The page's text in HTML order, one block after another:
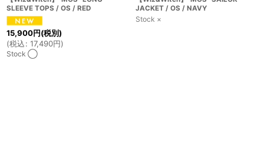
SLEEVE TOPS / OS / RED
15,900円(税別)
(税込: 17,490円)
Stock ◯
JACKET / OS / NAVY
Stock ×